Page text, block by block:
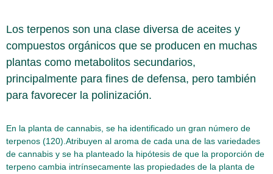
Los terpenos son una clase diversa de aceites y
compuestos orgánicos que se producen en muchas
plantas como metabolitos secundarios,
principalmente para fines de defensa, pero también
para favorecer la polinización.
En la planta de cannabis, se ha identificado un gran número de
terpenos (120).Atribuyen al aroma de cada una de las variedades
de cannabis y se ha planteado la hipótesis de que la proporción de
terpeno cambia intrínsecamente las propiedades de la planta de